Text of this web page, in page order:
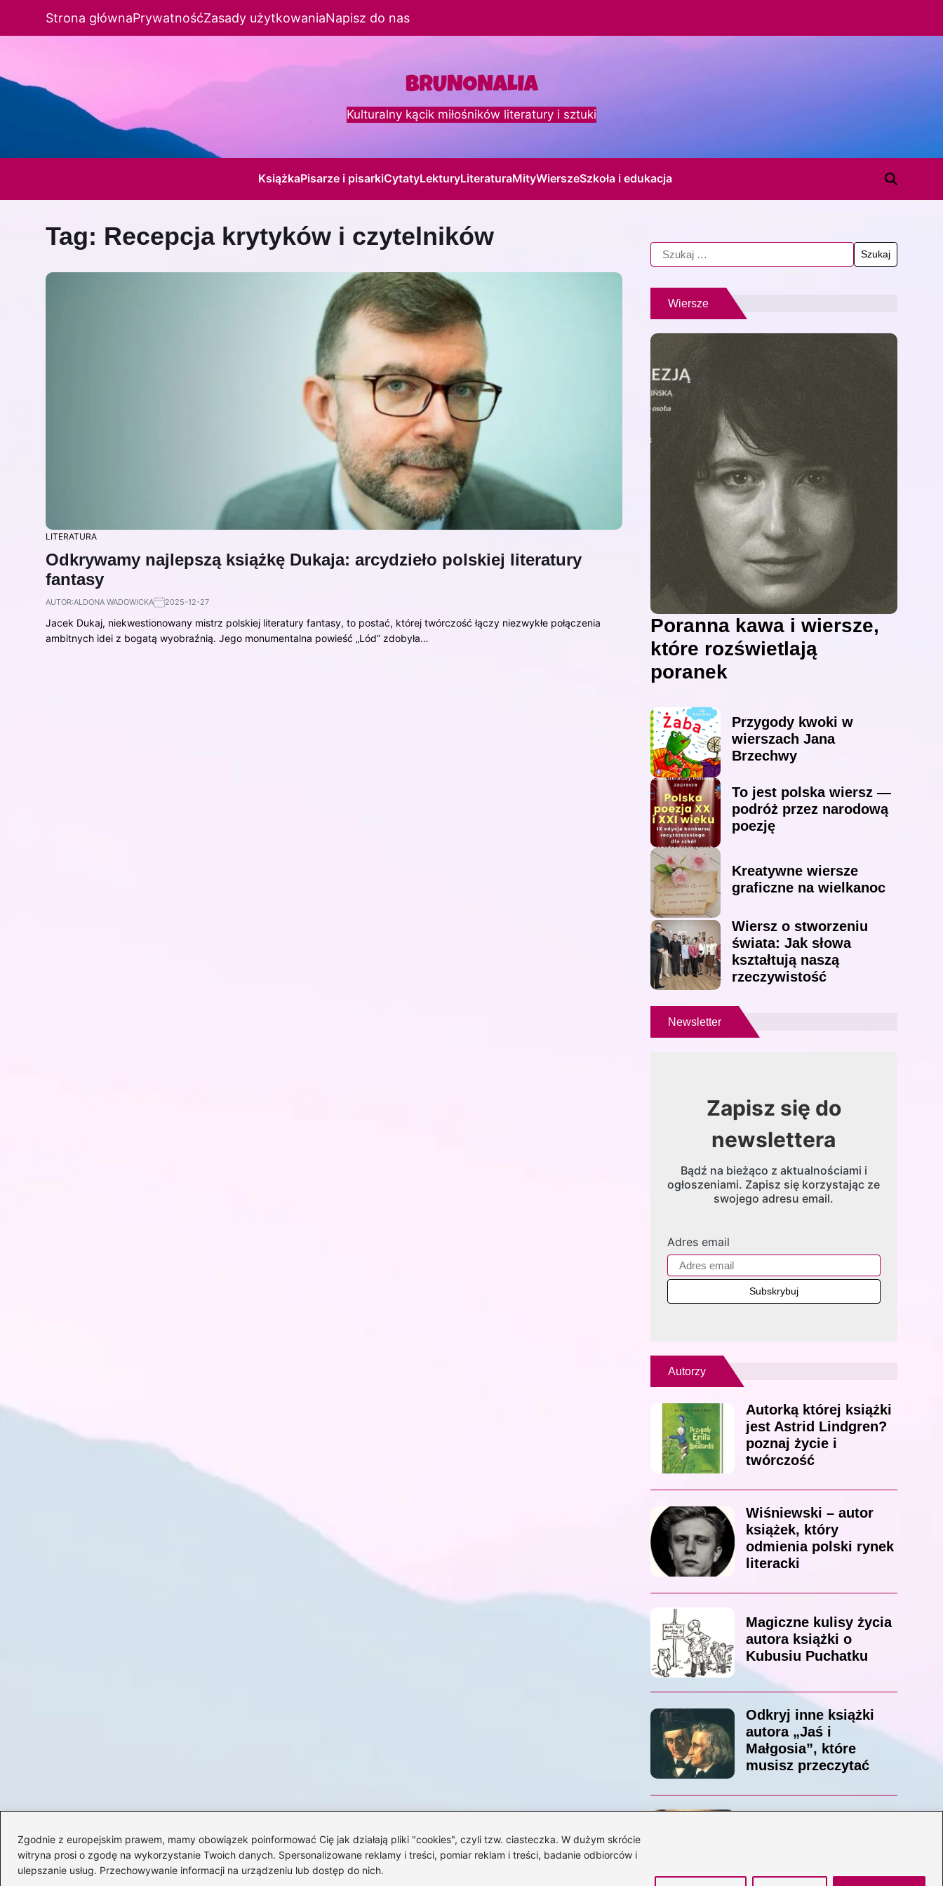
Zgodnie z europejskim prawem, mamy obowiązek poinformować Cię jak działają pliki "cookies", czyli tzw. ciasteczka. W dużym skrócie
witryna prosi o zgodę na wykorzystanie Twoich danych. Spersonalizowane reklamy i treści, pomiar reklam i treści, badanie odbiorców i
ulepszanie usług. Przechowywanie informacji na urządzeniu lub dostęp do nich.
Strona głównaPrywatnośćZasady użytkowaniaNapisz do nas
Kulturalny kącik miłośników literatury i sztuki
KsiążkaPisarze i pisarkiCytatyLekturyLiteraturaMityWierszeSzkoła i edukacja
Tag: Recepcja krytyków i czytelników
LITERATURA
Odkrywamy najlepszą książkę Dukaja: arcydzieło polskiej literatury
fantasy
AUTOR:ALDONA WADOWICKA 2025-12-27
Jacek Dukaj, niekwestionowany mistrz polskiej literatury fantasy, to postać, której twórczość łączy niezwykłe połączenia
ambitnych idei z bogatą wyobraźnią. Jego monumentalna powieść „Lód” zdobyła…
Wiersze
Poranna kawa i wiersze,
które rozświetlają
poranek
Przygody kwoki w
wierszach Jana
Brzechwy
To jest polska wiersz —
podróż przez narodową
poezję
Kreatywne wiersze
graficzne na wielkanoc
Wiersz o stworzeniu
świata: Jak słowa
kształtują naszą
rzeczywistość
Newsletter
Zapisz się do
newslettera
Bądź na bieżąco z aktualnościami i
ogłoszeniami. Zapisz się korzystając ze
swojego adresu email.
Adres email
Autorzy
Autorką której książki
jest Astrid Lindgren?
poznaj życie i
twórczość
Wiśniewski – autor
książek, który
odmienia polski rynek
literacki
Magiczne kulisy życia
autora książki o
Kubusiu Puchatku
Odkryj inne książki
autora „Jaś i
Małgosia”, które
musisz przeczytać